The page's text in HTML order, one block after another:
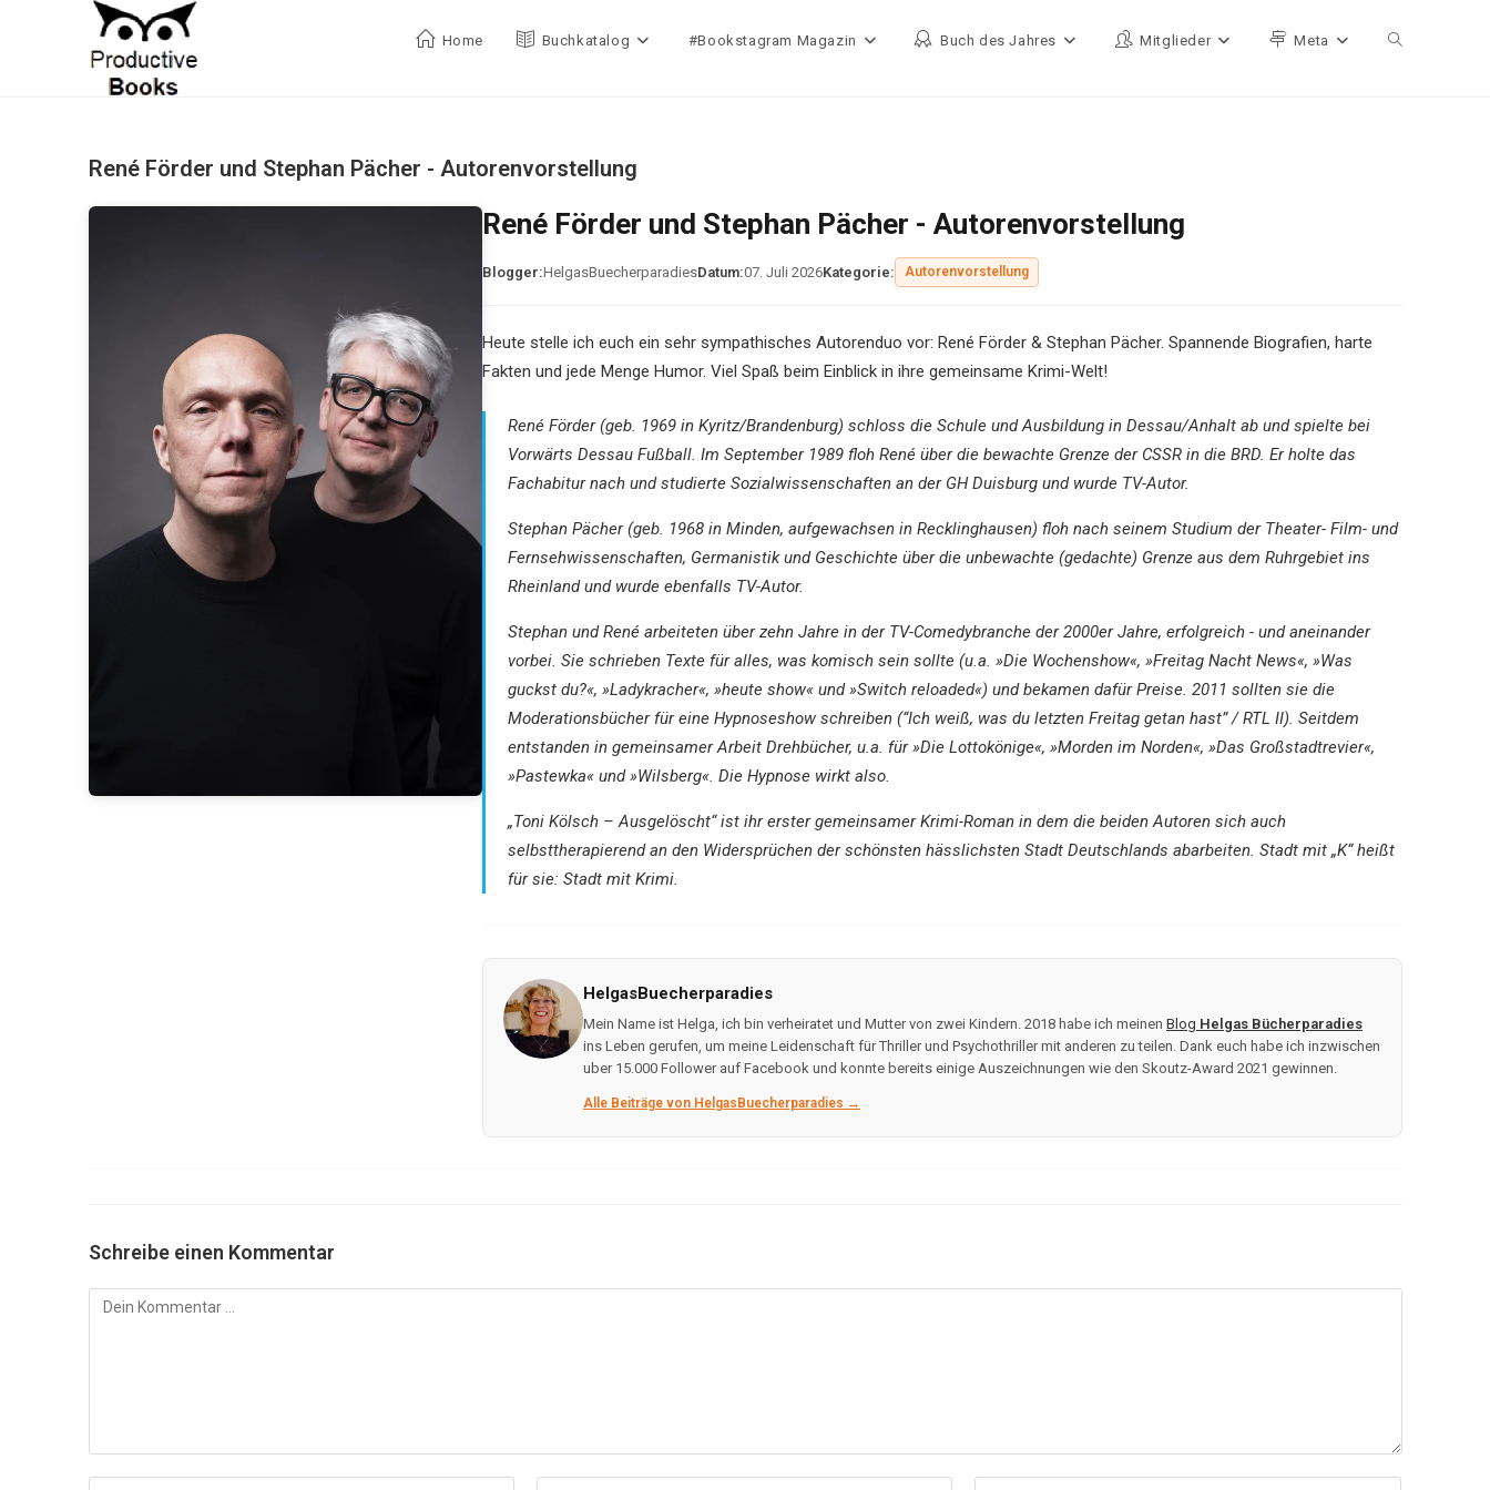
Home Buchkatalog #Bookstagram Magazin Buch des Jahres Mitglieder Meta Website-
René Förder und Stephan Pächer - Autorenvorstellung
René Förder und Stephan Pächer - Autorenvorstellung
Blogger:HelgasBuecherparadiesDatum:07. Juli 2026Kategorie: Autorenvorstellung
Heute stelle ich euch ein sehr sympathisches Autorenduo vor: René Förder & Stephan Pächer. Spannende Biografien, harte
Fakten und jede Menge Humor. Viel Spaß beim Einblick in ihre gemeinsame Krimi-Welt!
René Förder (geb. 1969 in Kyritz/Brandenburg) schloss die Schule und Ausbildung in Dessau/Anhalt ab und spielte bei
Vorwärts Dessau Fußball. Im September 1989 floh René über die bewachte Grenze der CSSR in die BRD. Er holte das
Fachabitur nach und studierte Sozialwissenschaften an der GH Duisburg und wurde TV-Autor.
Stephan Pächer (geb. 1968 in Minden, aufgewachsen in Recklinghausen) floh nach seinem Studium der Theater- Film- und
Fernsehwissenschaften, Germanistik und Geschichte über die unbewachte (gedachte) Grenze aus dem Ruhrgebiet ins
Rheinland und wurde ebenfalls TV-Autor.
Stephan und René arbeiteten über zehn Jahre in der TV-Comedybranche der 2000er Jahre, erfolgreich - und aneinander
vorbei. Sie schrieben Texte für alles, was komisch sein sollte (u.a. »Die Wochenshow«, »Freitag Nacht News«, »Was
guckst du?«, »Ladykracher«, »heute show« und »Switch reloaded«) und bekamen dafür Preise. 2011 sollten sie die
Moderationsbücher für eine Hypnoseshow schreiben (“Ich weiß, was du letzten Freitag getan hast” / RTL II). Seitdem
entstanden in gemeinsamer Arbeit Drehbücher, u.a. für »Die Lottokönige«, »Morden im Norden«, »Das Großstadtrevier«,
»Pastewka« und »Wilsberg«. Die Hypnose wirkt also.
„Toni Kölsch – Ausgelöscht“ ist ihr erster gemeinsamer Krimi-Roman in dem die beiden Autoren sich auch
selbsttherapierend an den Widersprüchen der schönsten hässlichsten Stadt Deutschlands abarbeiten. Stadt mit „K“ heißt
für sie: Stadt mit Krimi.
HelgasBuecherparadies
Mein Name ist Helga, ich bin verheiratet und Mutter von zwei Kindern. 2018 habe ich meinen Blog Helgas Bücherparadies
ins Leben gerufen, um meine Leidenschaft für Thriller und Psychothriller mit anderen zu teilen. Dank euch habe ich inzwischen
uber 15.000 Follower auf Facebook und konnte bereits einige Auszeichnungen wie den Skoutz-Award 2021 gewinnen.
Alle Beiträge von HelgasBuecherparadies →
Schreibe einen Kommentar
Kommentar